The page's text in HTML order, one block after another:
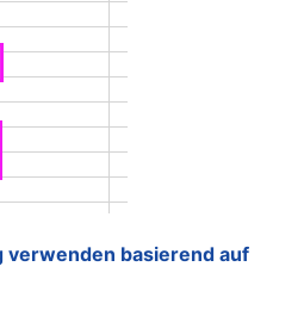
verwenden basierend auf